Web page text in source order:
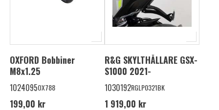
OXFORD Bobbiner
M8x1.25
1024095OX788
199,00 kr
R&G SKYLTHÅLLARE GSX-
S1000 2021-
1030192RGLP0321BK
1 919,00 kr